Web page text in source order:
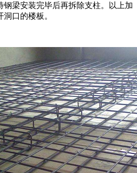
钢梁安装完毕后再拆除支柱。以上加
口的楼板。